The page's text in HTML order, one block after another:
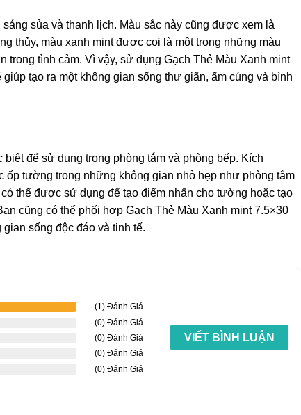
sủa và thanh lịch. Màu sắc này cũng được xem là
thủy, màu xanh mint được coi là một trong những màu
trong tình cảm. Vì vậy, sử dụng Gạch Thẻ Màu Xanh mint
tạo ra một không gian sống thư giãn, ấm cúng và bình
để sử dụng trong phòng tắm và phòng bếp. Kích
tường trong những không gian nhỏ hẹp như phòng tắm
thể được sử dụng để tạo điểm nhấn cho tường hoặc tạo
cũng có thể phối hợp Gạch Thẻ Màu Xanh mint 7.5×30
sống độc đáo và tinh tế.
(1) Đánh Giá
(0) Đánh Giá
(0) Đánh Giá
(0) Đánh Giá
(0) Đánh Giá
VIẾT BÌNH LUẬN